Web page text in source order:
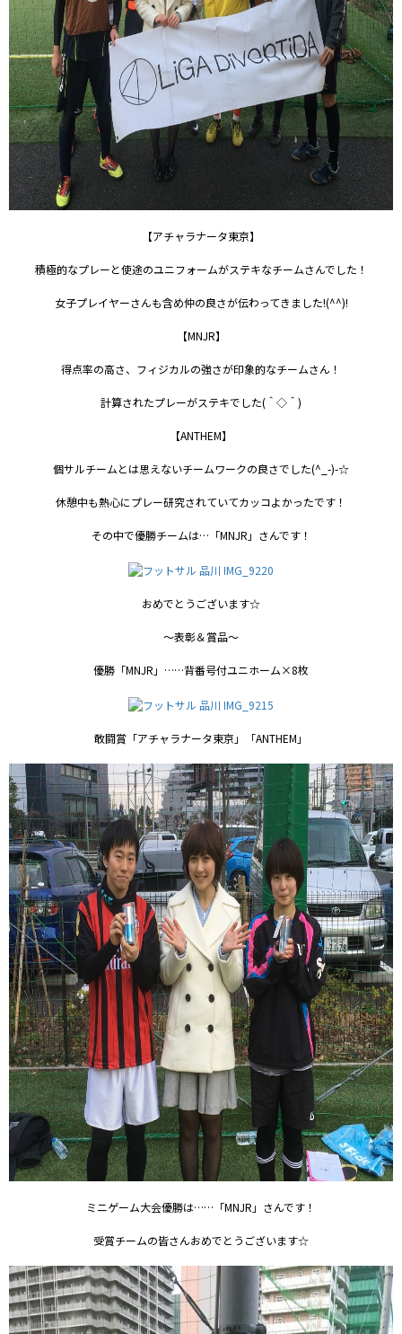
【アチャラナータ東京】
積極的なプレーと使途のユニフォームがステキなチームさんでした！
女子プレイヤーさんも含め仲の良さが伝わってきました!(^^)!
【MNJR】
得点率の高さ、フィジカルの強さが印象的なチームさん！
計算されたプレーがステキでした(＾◇＾)
【ANTHEM】
個サルチームとは思えないチームワークの良さでした(^_-)-☆
休憩中も熱心にプレー研究されていてカッコよかったです！
その中で優勝チームは…「MNJR」さんです！
おめでとうございます☆
～表彰＆賞品～
優勝「MNJR」……背番号付ユニホーム×8枚
敢闘賞「アチャラナータ東京」「ANTHEM」
ミニゲーム大会優勝は……「MNJR」さんです！
受賞チームの皆さんおめでとうございます☆